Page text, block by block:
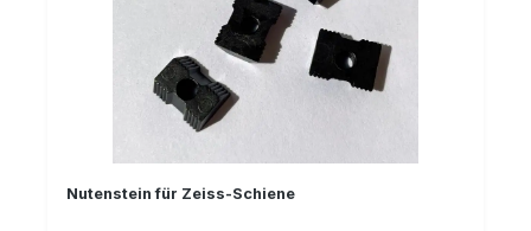
Nutenstein für Zeiss-Schiene